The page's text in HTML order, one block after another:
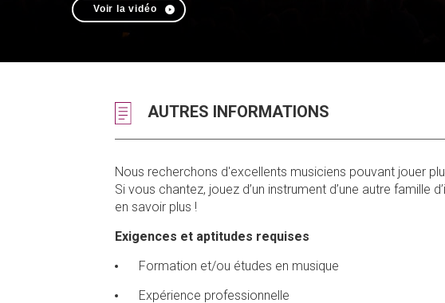
Voir la vidéo
AUTRES INFORMATIONS
Nous recherchons d'excellents musiciens pouvant jouer
Si vous chantez, jouez d’un instrument d’une autre famille
en savoir plus !
Exigences et aptitudes requises
Formation et/ou études en musique
Expérience professionnelle